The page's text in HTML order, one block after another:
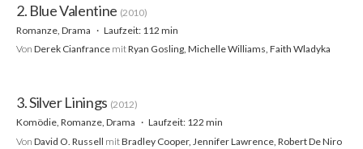
2. Blue Valentine (2010)
Romanze, Drama
Laufzeit: 112 min
Von Derek Cianfrance mitRyan Gosling, Michelle Williams, Faith Wladyka
3. Silver Linings (2012)
Komödie, Romanze, Drama
Laufzeit: 122 min
Von David O. Russell mitBradley Cooper, Jennifer Lawrence, Robert De Niro